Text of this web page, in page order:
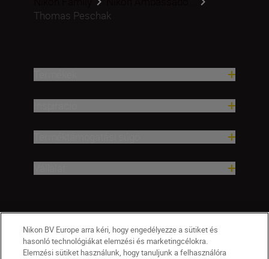
Thomas Peschak
Nikon BV Europe arra kéri, hogy engedélyezze a sütiket és
hasonló technológiákat elemzési és marketingcélokra.
Elemzési sütiket használunk, hogy tanuljunk a felhasználóra